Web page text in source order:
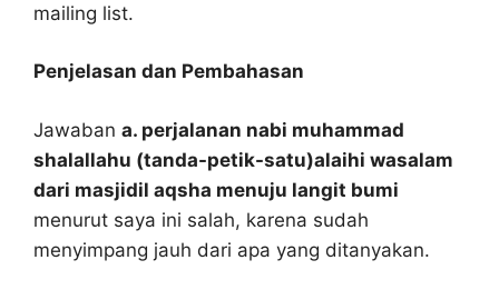
mailing list.
Penjelasan dan Pembahasan
Jawaban a. perjalanan nabi muhammad
shalallahu (tanda-petik-satu)alaihi wasalam
dari masjidil aqsha menuju langit bumi
menurut saya ini salah, karena sudah
menyimpang jauh dari apa yang ditanyakan.